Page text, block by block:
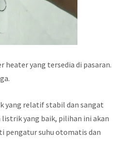
yang tersedia di pasaran.
yang relatif stabil dan sangat
yang baik, pilihan ini akan
pengatur suhu otomatis dan